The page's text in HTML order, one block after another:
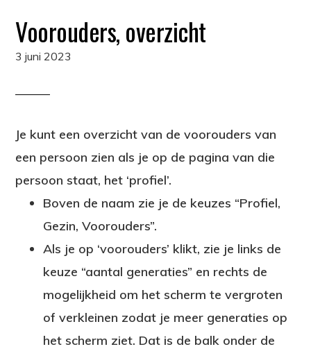
Voorouders, overzicht
3 juni 2023
Je kunt een overzicht van de voorouders van
een persoon zien als je op de pagina van die
persoon staat, het ‘profiel’.
Boven de naam zie je de keuzes “Profiel,
Gezin, Voorouders”.
Als je op ‘voorouders’ klikt, zie je links de
keuze “aantal generaties” en rechts de
mogelijkheid om het scherm te vergroten
of verkleinen zodat je meer generaties op
het scherm ziet. Dat is de balk onder de